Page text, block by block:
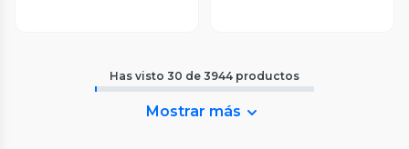
Has visto 30 de 3944 productos
Mostrar más